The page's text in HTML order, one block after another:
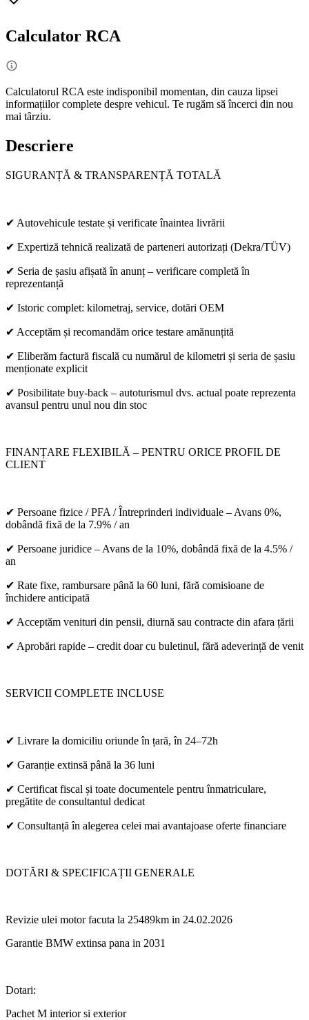
Calculator RCA
Calculatorul RCA este indisponibil momentan, din cauza lipsei
informațiilor complete despre vehicul. Te rugăm să încerci din nou
mai târziu.
Descriere
SIGURANȚĂ & TRANSPARENȚĂ TOTALĂ
✔ Autovehicule testate și verificate înaintea livrării
✔ Expertiză tehnică realizată de parteneri autorizați (Dekra/TÜV)
✔ Seria de șasiu afișată în anunț – verificare completă în
reprezentanță
✔ Istoric complet: kilometraj, service, dotări OEM
✔ Acceptăm și recomandăm orice testare amănunțită
✔ Eliberăm factură fiscală cu numărul de kilometri și seria de șasiu
menționate explicit
✔ Posibilitate buy-back – autoturismul dvs. actual poate reprezenta
avansul pentru unul nou din stoc
FINANȚARE FLEXIBILĂ – PENTRU ORICE PROFIL DE
CLIENT
✔ Persoane fizice / PFA / Întreprinderi individuale – Avans 0%,
dobândă fixă de la 7.9% / an
✔ Persoane juridice – Avans de la 10%, dobândă fixă de la 4.5% /
an
✔ Rate fixe, rambursare până la 60 luni, fără comisioane de
închidere anticipată
✔ Acceptăm venituri din pensii, diurnă sau contracte din afara țării
✔ Aprobări rapide – credit doar cu buletinul, fără adeverință de venit
SERVICII COMPLETE INCLUSE
✔ Livrare la domiciliu oriunde în țară, în 24–72h
✔ Garanție extinsă până la 36 luni
✔ Certificat fiscal și toate documentele pentru înmatriculare,
pregătite de consultantul dedicat
✔ Consultanță în alegerea celei mai avantajoase oferte financiare
DOTĂRI & SPECIFICAȚII GENERALE
Revizie ulei motor facuta la 25489km in 24.02.2026
Garantie BMW extinsa pana in 2031
Dotari:
Pachet M interior si exterior